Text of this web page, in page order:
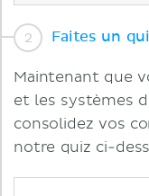
Faites un
Maintenant que
et les systèmes
consolidez vos
notre quiz ci-